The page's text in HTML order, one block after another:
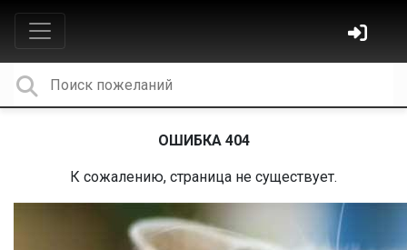
ОШИБКА 404
К сожалению, страница не существует.